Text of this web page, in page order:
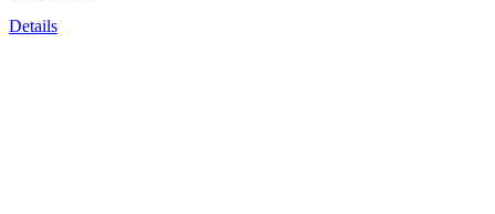
Details